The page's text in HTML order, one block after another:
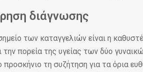
διάγνωσης
των καταγγελιών είναι η
πορεία της υγείας των δύο
τη συζήτηση για τα όρια